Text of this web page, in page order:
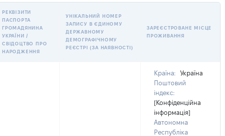
РЕКВІЗИТИ
ПАСПОРТА
ГРОМАДЯНИНА
УКРАЇНИ /
СВІДОЦТВО ПРО
НАРОДЖЕННЯ
УНІКАЛЬНИЙ НОМЕР
ЗАПИСУ В ЄДИНОМУ
ДЕРЖАВНОМУ
ДЕМОГРАФІЧНОМУ
РЕЄСТРІ (ЗА НАЯВНОСТІ)
ЗАРЕЄСТРОВАНЕ МІСЦЕ
ПРОЖИВАННЯ
Країна:
Україна
Поштовий
індекс:
[Конфіденційна
інформація]
Автономна
Республіка